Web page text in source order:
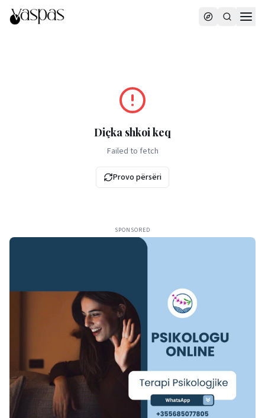
Diçka shkoi keq
Failed to fetch
Provo përsëri
SPONSORED